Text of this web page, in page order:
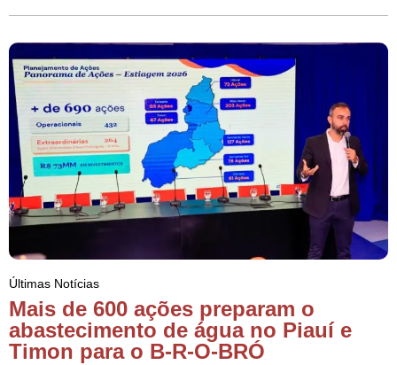
Últimas Notícias
Mais de 600 ações preparam o
abastecimento de água no Piauí e
Timon para o B-R-O-BRÓ